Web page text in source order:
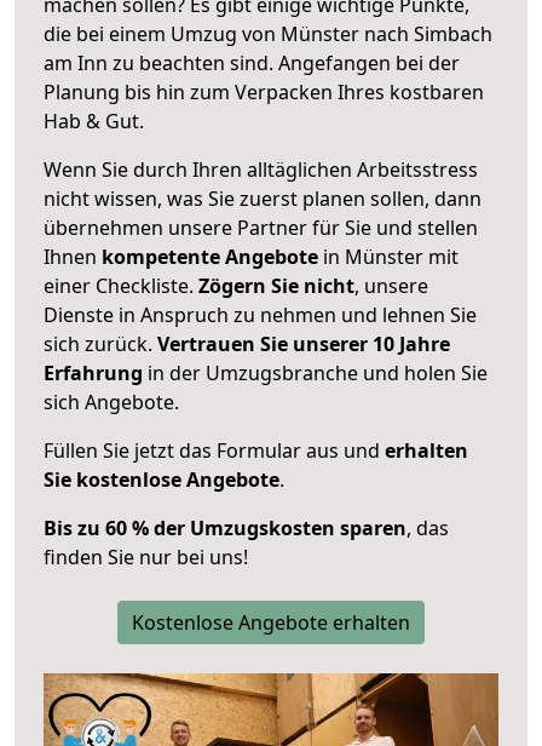
die bei einem Umzug von Münster nach Simbach
am Inn zu beachten sind. Angefangen bei der
Planung bis hin zum Verpacken Ihres kostbaren
Hab & Gut.
Wenn Sie durch Ihren alltäglichen Arbeitsstress
nicht wissen, was Sie zuerst planen sollen, dann
übernehmen unsere Partner für Sie und stellen
Ihnen kompetente Angebote in Münster mit
einer Checkliste. Zögern Sie nicht, unsere
Dienste in Anspruch zu nehmen und lehnen Sie
sich zurück. Vertrauen Sie unserer 10 Jahre
Erfahrung in der Umzugsbranche und holen Sie
sich Angebote.
Füllen Sie jetzt das Formular aus und erhalten
Sie kostenlose Angebote.
Bis zu 60 % der Umzugskosten sparen, das
finden Sie nur bei uns!
Kostenlose Angebote erhalten